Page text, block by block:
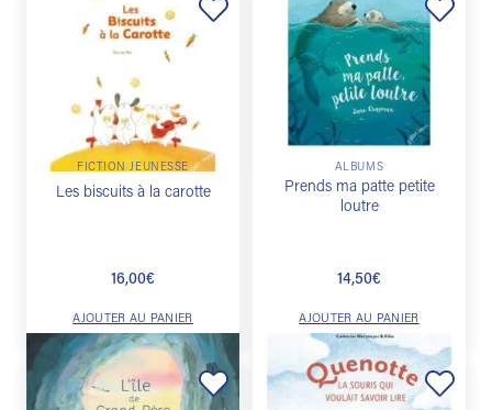
Ajouter
FICTION JEUNESSE
Les biscuits à la carotte
16,00€
AJOUTER AU PANIER
Ajouter
liste de
souhaits
ALBUMS
Prends ma patte petite
loutre
14,50€
AJOUTER AU PANIER